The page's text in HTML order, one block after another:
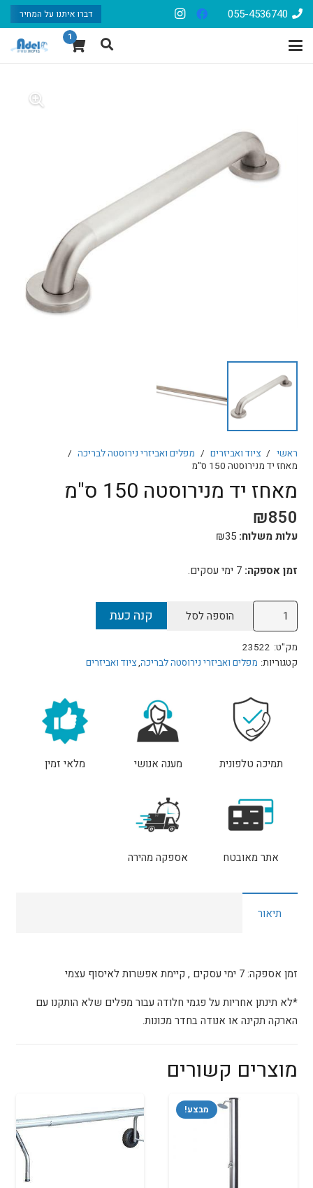
055-4536740 דברו איתנו על המחיר
1
ראשי / ציוד ואביזרים / מפלים ואביזרי נירוסטה לבריכה /
מאחז יד מנירוסטה 150 ס"מ
מאחז יד מנירוסטה 150 ס"מ
₪850
עלות משלוח: ₪35
זמן אספקה:7 ימי עסקים.
כמות
של
מאחז
יד
הוספה לסל קנה כעת
מק"ט: 23522
קטגוריות: מפלים ואביזרי נירוסטה לבריכה,ציוד ואביזרים
תמיכה טלפונית מענה אנושי מלאי זמין
אתר מאובטח אספקה מהירה
תיאור
זמן אספקה: 7 ימי עסקים , קיימת אפשרות לאיסוף עצמי
*לא תינתן אחריות על פגמי חלודה עבור מפלים שלא הותקנו עם
הארקה תקינה או אנודה בחדר מכונות.
מוצרים קשורים
מבצע!